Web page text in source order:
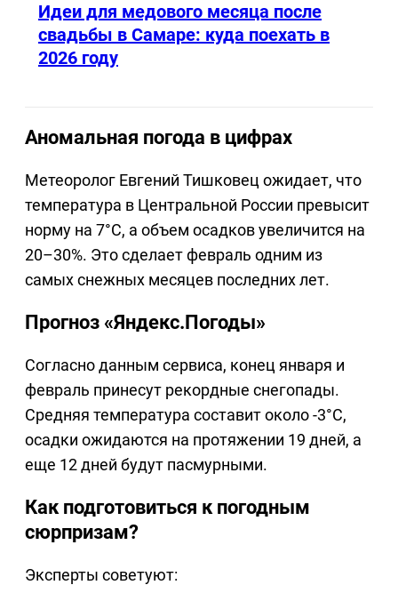
Идеи для медового месяца после
свадьбы в Самаре: куда поехать в
2026 году
Аномальная погода в цифрах
Метеоролог Евгений Тишковец ожидает, что
температура в Центральной России превысит
норму на 7°C, а объем осадков увеличится на
20–30%. Это сделает февраль одним из
самых снежных месяцев последних лет.
Прогноз «Яндекс.Погоды»
Согласно данным сервиса, конец января и
февраль принесут рекордные снегопады.
Средняя температура составит около -3°C,
осадки ожидаются на протяжении 19 дней, а
еще 12 дней будут пасмурными.
Как подготовиться к погодным
сюрпризам?
Эксперты советуют: